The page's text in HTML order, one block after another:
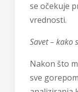
se očekuje
vrednosti.
Savet –
Nakon što
sve